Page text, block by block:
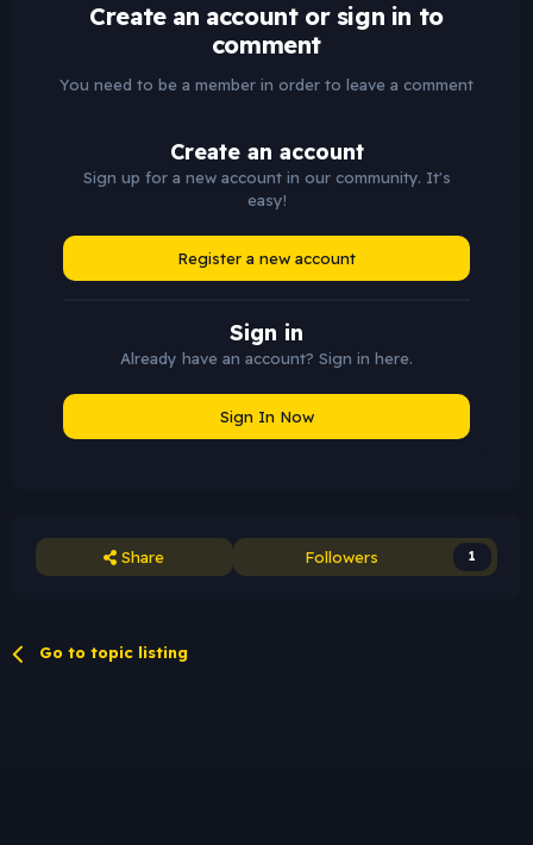
Create an account or sign in to
comment
You need to be a member in order to leave a comment
Create an account
Sign up for a new account in our community. It's
easy!
Register a new account
Sign in
Already have an account? Sign in here.
Sign In Now
Share Followers 1
Go to topic listing